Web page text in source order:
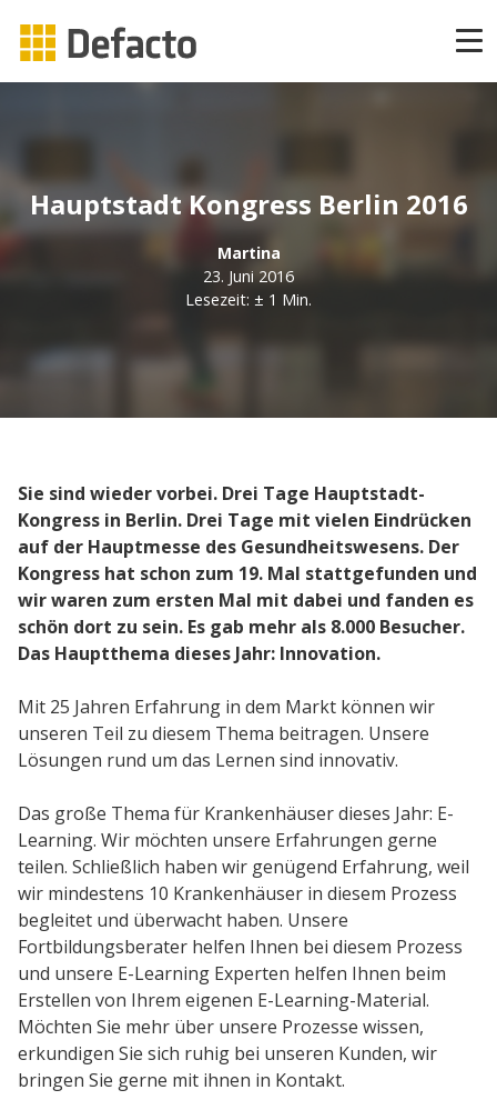
Produkte
CAPP Compliance
CAPP Compliance API
CAPP Quizzes
Lösungen
Gesundheitswesen
Performance Support
Service
Hosting & Sicherheit
Schnittstellen
E-Learning
Kunden
Kundenstamm
Cases
Hauptstadt Kongress Berlin 2016
Martina
23. Juni 2016
Lesezeit: ± 1 Min.
Sie sind wieder vorbei. Drei Tage Hauptstadt-
Kongress in Berlin. Drei Tage mit vielen Eindrücken
auf der Hauptmesse des Gesundheitswesens. Der
Kongress hat schon zum 19. Mal stattgefunden und
wir waren zum ersten Mal mit dabei und fanden es
schön dort zu sein. Es gab mehr als 8.000 Besucher.
Das Hauptthema dieses Jahr: Innovation.
Mit 25 Jahren Erfahrung in dem Markt können wir
unseren Teil zu diesem Thema beitragen. Unsere
Lösungen rund um das Lernen sind innovativ.
Das große Thema für Krankenhäuser dieses Jahr: E-
Learning. Wir möchten unsere Erfahrungen gerne
teilen. Schließlich haben wir genügend Erfahrung, weil
wir mindestens 10 Krankenhäuser in diesem Prozess
begleitet und überwacht haben. Unsere
Fortbildungsberater helfen Ihnen bei diesem Prozess
und unsere E-Learning Experten helfen Ihnen beim
Erstellen von Ihrem eigenen E-Learning-Material.
Möchten Sie mehr über unsere Prozesse wissen,
erkundigen Sie sich ruhig bei unseren Kunden, wir
bringen Sie gerne mit ihnen in Kontakt.